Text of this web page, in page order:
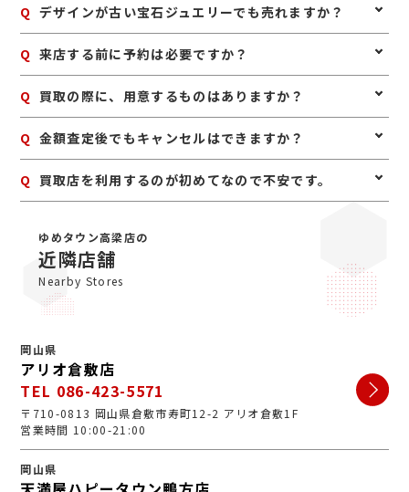
A はい、鑑別書がなくても査定は可能です。鑑別書がある
Q デザインが古い宝石ジュエリーでも売れますか？
A はい、古いデザインでも宝石や素材に価値があれば査定
Q 来店する前に予約は必要ですか？
A 予約は必要ありませんのでいつでもお越しいただけます
すとスムーズにご案内できます。
Q 買取の際に、用意するものはありますか？
A はい。身分証明書(運転免許証、マイナンバーカード、
Q 金額査定後でもキャンセルはできますか？
A お値段にご満足いただけない場合は、もちろんキャンセ
Q 買取店を利用するのが初めてなので不安です。
がとうございます。ジュエルカフェは女性スタッフが中
心で、丁寧な接客・明るいお店・手数料完全無料の手軽
さで多くのお客様にご利用いただいています。ぜひ安心
してお越しくださいませ。
ゆめタウン高梁店の
近隣店舗
Nearby Stores
岡山県
アリオ倉敷店
TEL 086-423-5571
〒710-0813 岡山県倉敷市寿町12-2 アリオ倉敷1F
営業時間 10:00-21:00
岡山県